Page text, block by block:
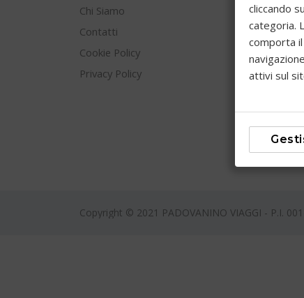
Chi Siamo
Contatti
Cookie Policy
Privacy Policy
Copyright © 2021 PADOVANINO VIAGGI - P.I.
cliccando
categoria.
comporta
attivi sul